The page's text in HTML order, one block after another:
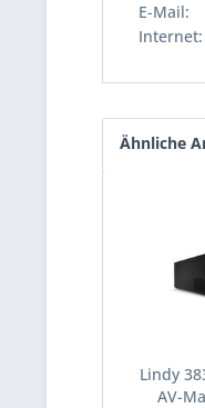
E-Mail:
Internet:
Ähnliche
Lindy
AV-